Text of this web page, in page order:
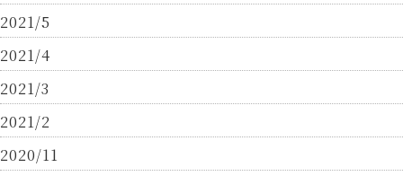
2021/5
2021/4
2021/3
2021/2
2020/11